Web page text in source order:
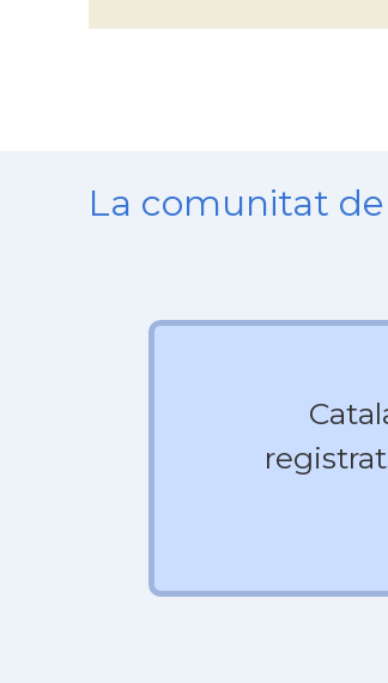
La comunitat